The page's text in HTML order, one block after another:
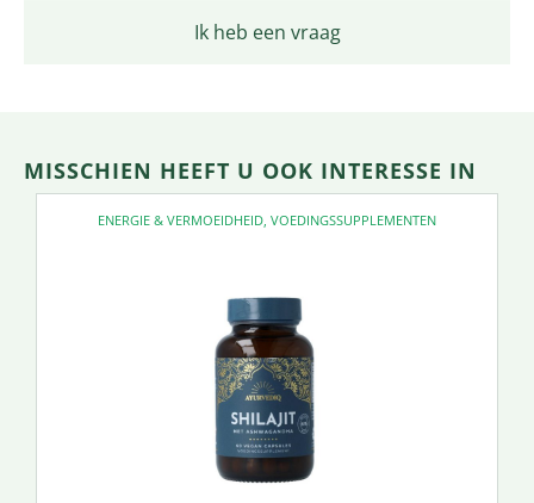
Ik heb een vraag
MISSCHIEN HEEFT U OOK INTERESSE IN
ENERGIE & VERMOEIDHEID VOEDINGSSUPPLEMENTEN